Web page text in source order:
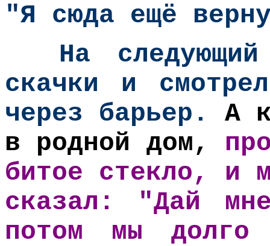
"Я сюда ещё
На
скачки и
через барьер.
А
в родной дом,
битое стекло, и
сказал: "Дай
потом мы